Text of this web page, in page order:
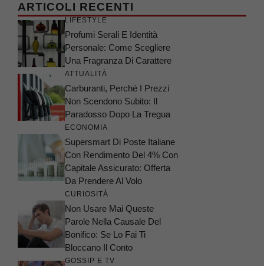
ARTICOLI RECENTI
LIFESTYLE
Profumi Serali E Identità
Personale: Come Scegliere
Una Fragranza Di Carattere
ATTUALITÀ
Carburanti, Perché I Prezzi
Non Scendono Subito: Il
Paradosso Dopo La Tregua
ECONOMIA
Supersmart Di Poste Italiane
Con Rendimento Del 4% Con
Capitale Assicurato: Offerta
Da Prendere Al Volo
CURIOSITÀ
Non Usare Mai Queste
Parole Nella Causale Del
Bonifico: Se Lo Fai Ti
Bloccano Il Conto
GOSSIP E TV